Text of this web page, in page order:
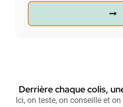
Derrière chaque colis,
Ici, on teste, on conseille et